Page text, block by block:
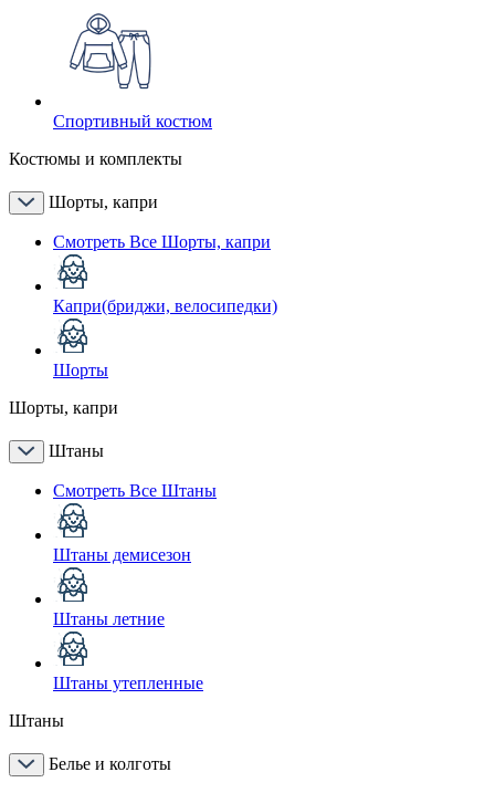
Спортивный костюм
Костюмы и комплекты
Шорты, капри
Смотреть Все Шорты, капри
Капри(бриджи, велосипедки)
Шорты
Шорты, капри
Штаны
Смотреть Все Штаны
Штаны демисезон
Штаны летние
Штаны утепленные
Штаны
Белье и колготы